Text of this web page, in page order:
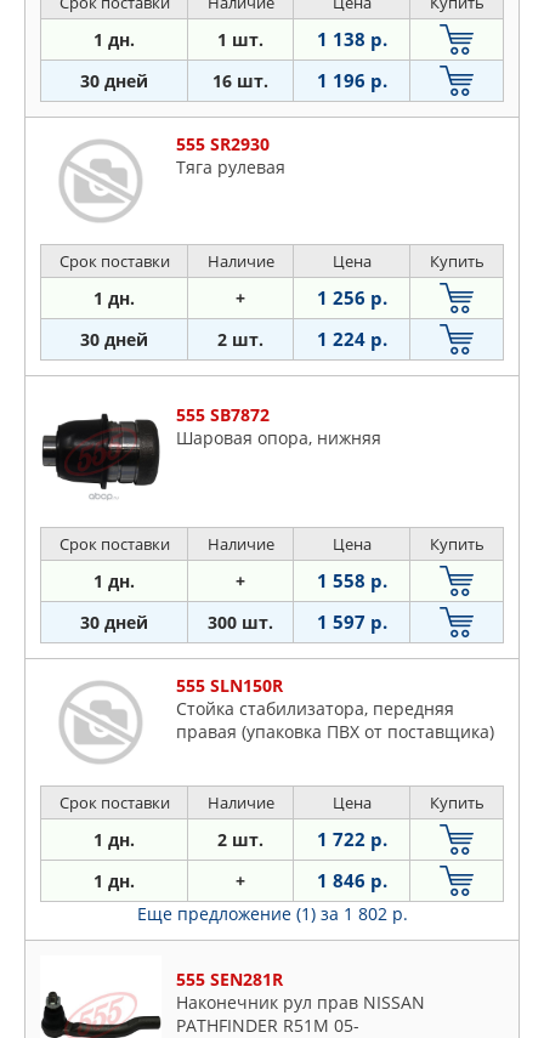
1 дн. 1 шт. 1 138 р.
30 дней 16 шт. 1 196 р.
555 SR2930
Тяга рулевая
Срок поставки Наличие Цена Купить
1 дн. + 1 256 р.
30 дней 2 шт. 1 224 р.
555 SB7872
Шаровая опора, нижняя
Срок поставки Наличие Цена Купить
1 дн. + 1 558 р.
30 дней 300 шт. 1 597 р.
555 SLN150R
Стойка стабилизатора, передняя
правая (упаковка ПВХ от поставщика)
Срок поставки Наличие Цена Купить
1 дн. 2 шт. 1 722 р.
1 дн. + 1 846 р.
Еще предложение (1) за 1 802 р.
555 SEN281R
Наконечник рул прав NISSAN
PATHFINDER R51M 05-